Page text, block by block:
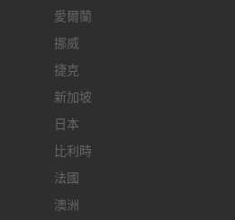
愛爾蘭
挪威
捷克
新加坡
日本
比利時
法國
澳洲